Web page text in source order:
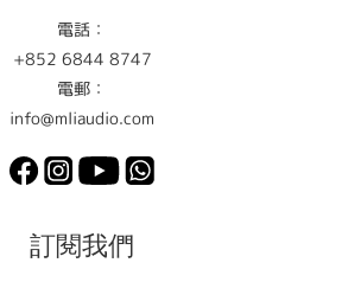
電話：
+852 6844 8747
電郵：
info@mliaudio.com
訂閱我們